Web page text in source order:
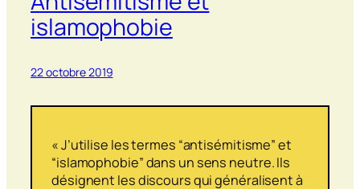
islamophobie
22 octobre 2019
« J’utilise les termes “antisémitisme” et
“islamophobie” dans un sens neutre. Ils
désignent les discours qui généralisent à